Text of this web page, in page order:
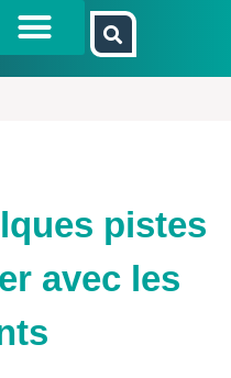
pistes
avec les